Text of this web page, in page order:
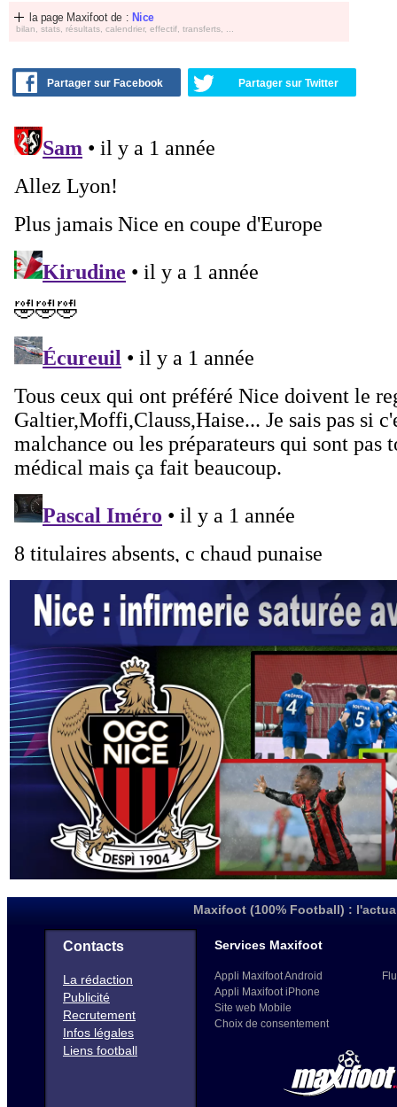
la page Maxifoot de : Nice
bilan, stats, résultats, calendrier, effectif, transferts, ...
Partager sur Facebook Partager sur Twitter
Maxifoot (100% Football) :
Contacts
La rédaction
Publicité
Recrutement
Infos légales
Liens football
Services Maxifoot
Appli Maxifoot Android
Appli Maxifoot iPhone
Site web Mobile
Choix de consentement